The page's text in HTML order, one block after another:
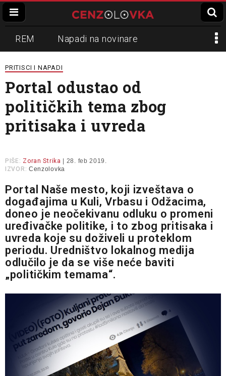
REM Napadi na novinare
Zvučni top
Propaganda Lokalni mediji
Informer Slavko Ćuruvija
PRITISCI I NAPADI
Portal odustao od
političkih tema zbog
pritisaka i uvreda
PIŠE: Zoran Strika
| 28. feb 2019.
IZVOR: Cenzolovka
Portal Naše mesto, koji izveštava o
događajima u Kuli, Vrbasu i Odžacima,
doneo je neočekivanu odluku o promeni
uređivačke politike, i to zbog pritisaka i
uvreda koje su doživeli u proteklom
periodu. Uredništvo lokalnog medija
odlučilo je da se više neće baviti
„političkim temama“.